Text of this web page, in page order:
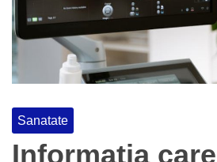
Sanatate
Informația care